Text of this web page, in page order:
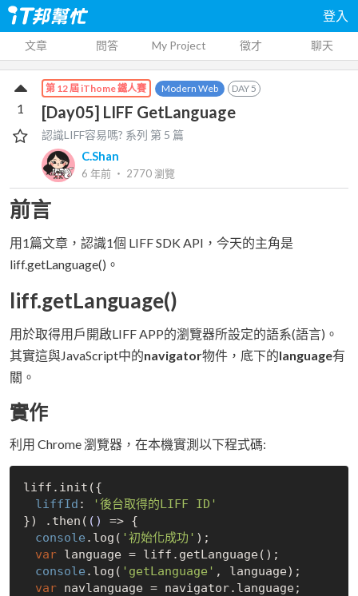
登入
文章 問答 My Project 徵才 聊天
第 12 屆 iThome 鐵人賽 Modern Web DAY5
[Day05] LIFF GetLanguage
認識LIFF容易嗎? 系列 第 5 篇
C.Shan
6 年前 ‧ 2770瀏覽
1
前言
用1篇文章，認識1個 LIFF SDK API，今天的主角是
liff.getLanguage()。
liff.getLanguage()
用於取得用戶開啟LIFF APP的瀏覽器所設定的語系(語言)。
其實這與JavaScript中的navigator物件，底下的language有
關。
實作
利用 Chrome 瀏覽器，在本機實測以下程式碼:
liff.init({
liffId :
'後台取得的LIFF ID'
}) .then( () => {
console .log( '初始化成功' );
var language = liff.getLanguage();
console .log( 'getLanguage' , language);
var navlanguage = navigator.language;